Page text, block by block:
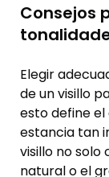
Consejos
Elegir
de un visillo
esto define
estancia tan
visillo no solo
natural o el